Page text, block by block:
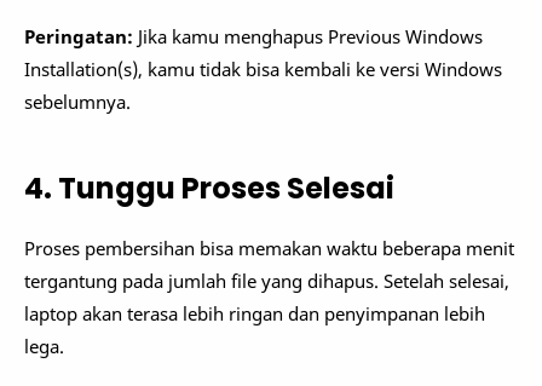
Peringatan: Jika kamu menghapus Previous Windows
Installation(s), kamu tidak bisa kembali ke versi Windows
sebelumnya.
4. Tunggu Proses Selesai
Proses pembersihan bisa memakan waktu beberapa menit
tergantung pada jumlah file yang dihapus. Setelah selesai,
laptop akan terasa lebih ringan dan penyimpanan lebih
lega.